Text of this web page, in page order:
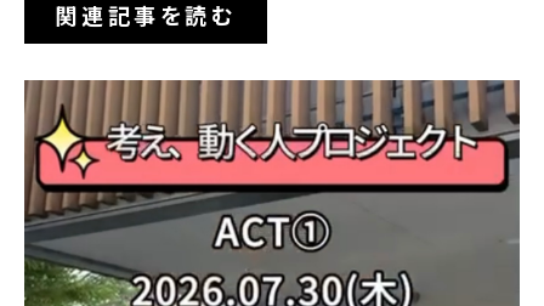
関連記事を読む
PICK UP